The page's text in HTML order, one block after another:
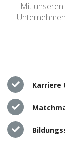
Mit unseren
Karriere